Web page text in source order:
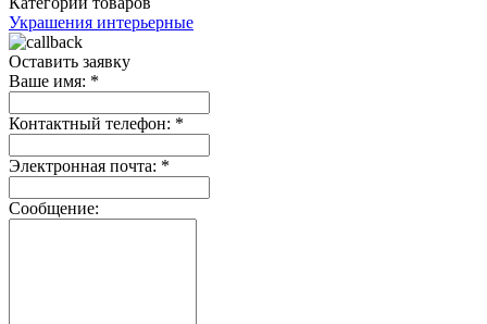
Украшения интерьерные
Оставить заявку
Ваше имя: *
Контактный телефон: *
Электронная почта: *
Сообщение: